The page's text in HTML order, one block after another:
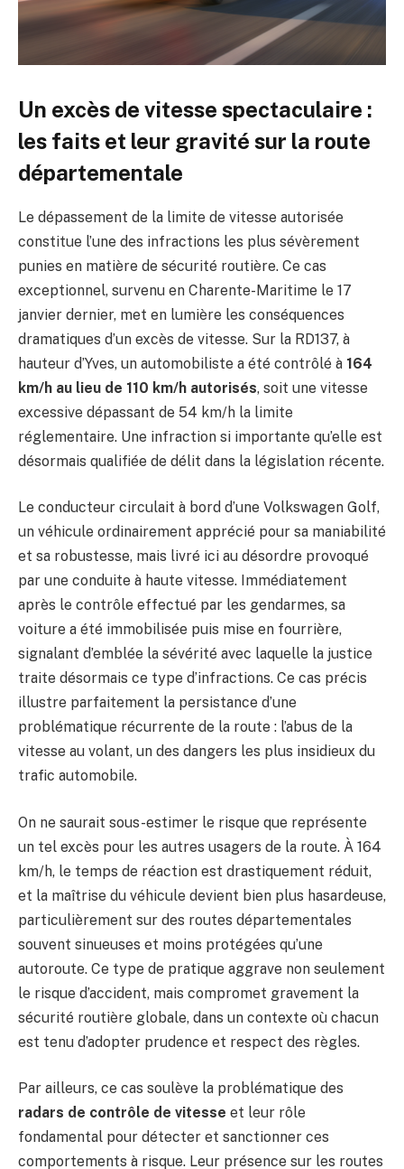
Un excès de vitesse spectaculaire :
les faits et leur gravité sur la route
départementale
Le dépassement de la limite de vitesse autorisée
constitue l’une des infractions les plus sévèrement
punies en matière de sécurité routière. Ce cas
exceptionnel, survenu en Charente-Maritime le 17
janvier dernier, met en lumière les conséquences
dramatiques d’un excès de vitesse. Sur la RD137, à
hauteur d’Yves, un automobiliste a été contrôlé à 164
km/h au lieu de 110 km/h autorisés, soit une vitesse
excessive dépassant de 54 km/h la limite
réglementaire. Une infraction si importante qu’elle est
désormais qualifiée de délit dans la législation récente.
Le conducteur circulait à bord d’une Volkswagen Golf,
un véhicule ordinairement apprécié pour sa maniabilité
et sa robustesse, mais livré ici au désordre provoqué
par une conduite à haute vitesse. Immédiatement
après le contrôle effectué par les gendarmes, sa
voiture a été immobilisée puis mise en fourrière,
signalant d’emblée la sévérité avec laquelle la justice
traite désormais ce type d’infractions. Ce cas précis
illustre parfaitement la persistance d’une
problématique récurrente de la route : l’abus de la
vitesse au volant, un des dangers les plus insidieux du
trafic automobile.
On ne saurait sous-estimer le risque que représente
un tel excès pour les autres usagers de la route. À 164
km/h, le temps de réaction est drastiquement réduit,
et la maîtrise du véhicule devient bien plus hasardeuse,
particulièrement sur des routes départementales
souvent sinueuses et moins protégées qu’une
autoroute. Ce type de pratique aggrave non seulement
le risque d’accident, mais compromet gravement la
sécurité routière globale, dans un contexte où chacun
est tenu d’adopter prudence et respect des règles.
Par ailleurs, ce cas soulève la problématique des
radars de contrôle de vitesse et leur rôle
fondamental pour détecter et sanctionner ces
comportements à risque. Leur présence sur les routes